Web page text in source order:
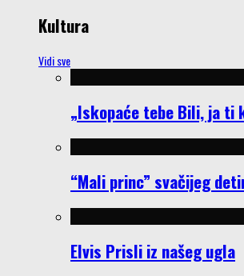
Kultura
Vidi sve
„Iskopaće tebe Bili, ja ti
“Mali princ” svačijeg
Elvis Prisli iz našeg ugla